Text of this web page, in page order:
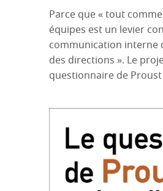
Parce que « tout
équipes est un levier
communication interne
des directions ». Le
questionnaire de